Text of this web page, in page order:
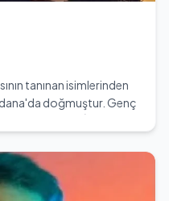
tanınan isimlerinden
doğmuştur. Genç
etmektedir. Sosyal
yer almasının yanı sıra,
yaparak internet